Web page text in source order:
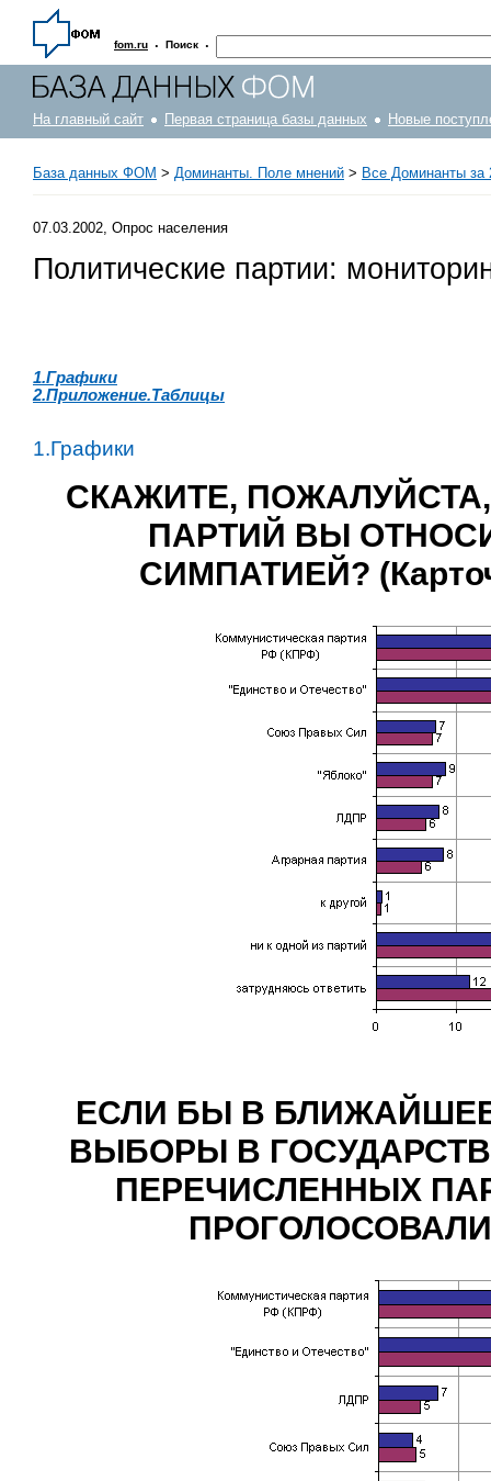
fom.ru · Поиск ·
На главный сайт Первая страница базы данных Новые
База данных ФОМ > Доминанты. Поле мнений > Все Доминанты за
07.03.2002, Опрос населения
Политические партии:
1.Графики
2.Приложение.Таблицы
1.Графики
СКАЖИТЕ,
ПАРТИЙ ВЫ
СИМПАТИЕЙ?
ЕСЛИ БЫ В
ВЫБОРЫ В
ПЕРЕЧИСЛЕННЫХ
ПРОГОЛОСОВАЛИ?